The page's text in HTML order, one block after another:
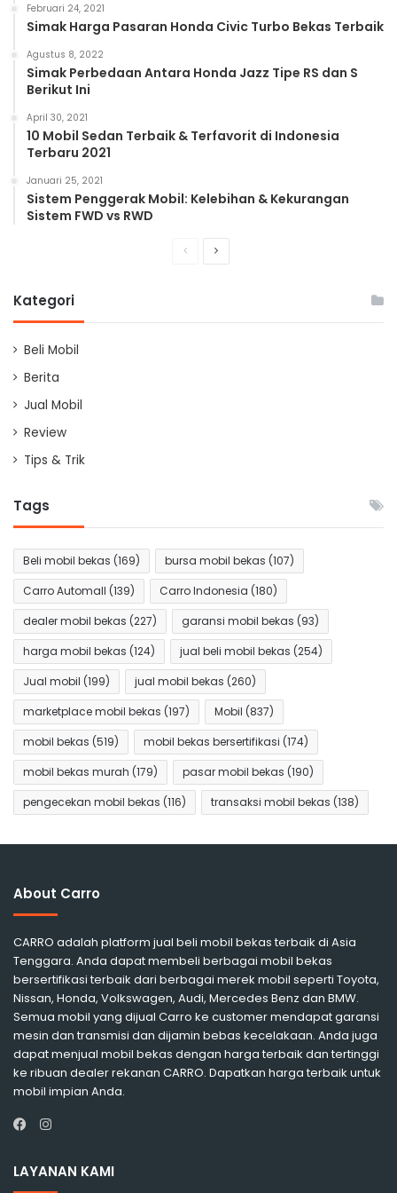
Februari 24, 2021
Simak Harga Pasaran Honda Civic Turbo Bekas Terbaik
Agustus 8, 2022
Simak Perbedaan Antara Honda Jazz Tipe RS dan S
Berikut Ini
April 30, 2021
10 Mobil Sedan Terbaik & Terfavorit di Indonesia
Terbaru 2021
Januari 25, 2021
Sistem Penggerak Mobil: Kelebihan & Kekurangan
Sistem FWD vs RWD
PreviousNext
Kategori
Beli Mobil
Berita
Jual Mobil
Review
Tips & Trik
Tags
Beli mobil bekas (169) bursa mobil bekas (107)
Carro Automall (139) Carro Indonesia (180)
dealer mobil bekas (227) garansi mobil bekas (93)
harga mobil bekas (124) jual beli mobil bekas (254)
Jual mobil (199) jual mobil bekas (260)
marketplace mobil bekas (197) Mobil (837)
mobil bekas (519) mobil bekas bersertifikasi (174)
mobil bekas murah (179) pasar mobil bekas (190)
pengecekan mobil bekas (116) transaksi mobil bekas (138)
About Carro
CARRO adalah platform jual beli mobil bekas terbaik di Asia
Tenggara. Anda dapat membeli berbagai mobil bekas
bersertifikasi terbaik dari berbagai merek mobil seperti Toyota,
Nissan, Honda, Volkswagen, Audi, Mercedes Benz dan BMW.
Semua mobil yang dijual Carro ke customer mendapat garansi
mesin dan transmisi dan dijamin bebas kecelakaan. Anda juga
dapat menjual mobil bekas dengan harga terbaik dan tertinggi
ke ribuan dealer rekanan CARRO. Dapatkan harga terbaik untuk
mobil impian Anda.
Instagram
LAYANAN KAMI